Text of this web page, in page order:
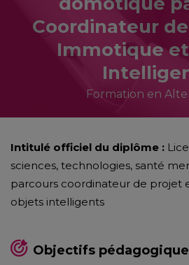
Coordinateur
Immotique
Formation en
Intitulé officiel du diplôme :
sciences, technologies, santé
parcours coordinateur de projet
objets intelligents
Objectifs